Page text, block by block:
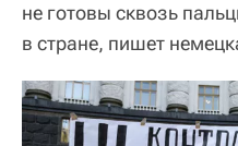
не готовы сквозь
в стране, пишет